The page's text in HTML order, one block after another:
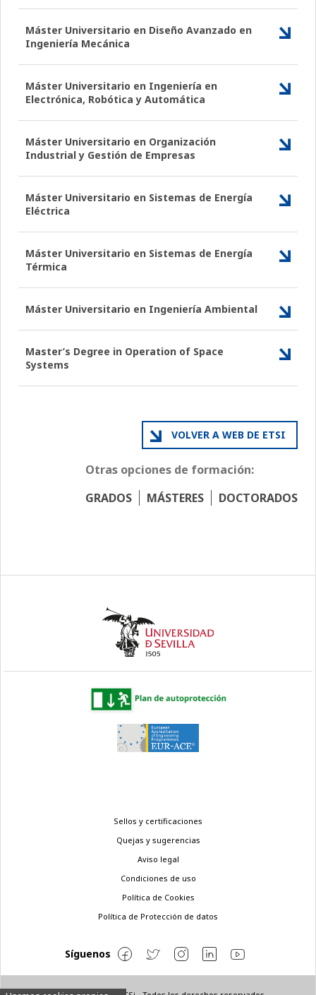
Máster Universitario en Diseño Avanzado en
Ingeniería Mecánica
Máster Universitario en Ingeniería en
Electrónica, Robótica y Automática
Máster Universitario en Organización
Industrial y Gestión de Empresas
Máster Universitario en Sistemas de Energía
Eléctrica
Máster Universitario en Sistemas de Energía
Térmica
Máster Universitario en Ingeniería Ambiental
Master’s Degree in Operation of Space
Systems
VOLVER A WEB DE ETSI
Otras opciones de formación:
GRADOS
MÁSTERES DOCTORADOS
Sellos y certificaciones
Quejas y sugerencias
Aviso legal
Condiciones de uso
Política de Cookies
Política de Protección de datos
Síguenos